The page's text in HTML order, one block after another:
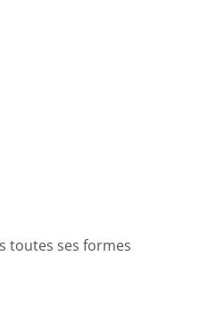
toutes ses formes